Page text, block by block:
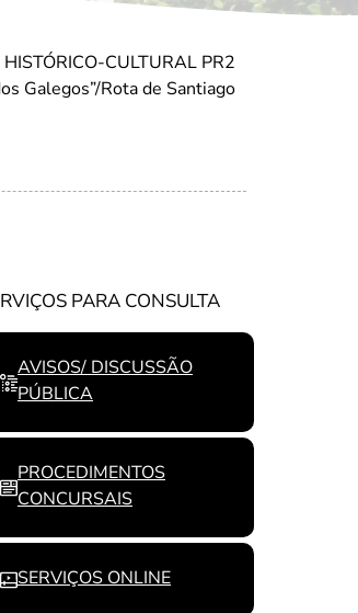
HISTÓRICO-CULTURAL PR2
Galegos”/Rota de Santiago
PARA CONSULTA
AVISOS/ DISCUSSÃO
PÚBLICA
PROCEDIMENTOS
CONCURSAIS
SERVIÇOS ONLINE